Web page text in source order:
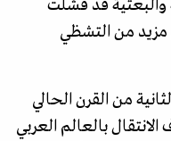
والبعثية قد فشلت
مزيد من التشظي
من القرن الحالي
بالعالم العربي